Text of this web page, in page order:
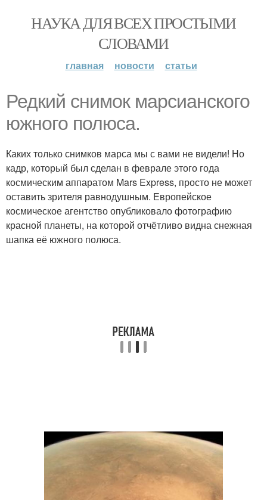
НАУКА ДЛЯ ВСЕХ ПРОСТЫМИ
СЛОВАМИ
главная новости статьи
Редкий снимок марсианского
южного полюса.
Каких только снимков марса мы с вами не видели! Но
кадр, который был сделан в феврале этого года
космическим аппаратом Mars Express, просто не может
оставить зрителя равнодушным. Европейское
космическое агентство опубликовало фотографию
красной планеты, на которой отчётливо видна снежная
шапка её южного полюса.